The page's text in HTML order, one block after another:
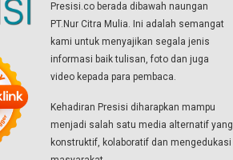
Presisi.co berada dibawah naungan
PT.Nur Citra Mulia. Ini adalah semangat
kami untuk menyajikan segala jenis
informasi baik tulisan, foto dan juga
video kepada para pembaca.
Kehadiran Presisi diharapkan mampu
menjadi salah satu media alternatif yang
konstruktif, kolaboratif dan mengedukasi